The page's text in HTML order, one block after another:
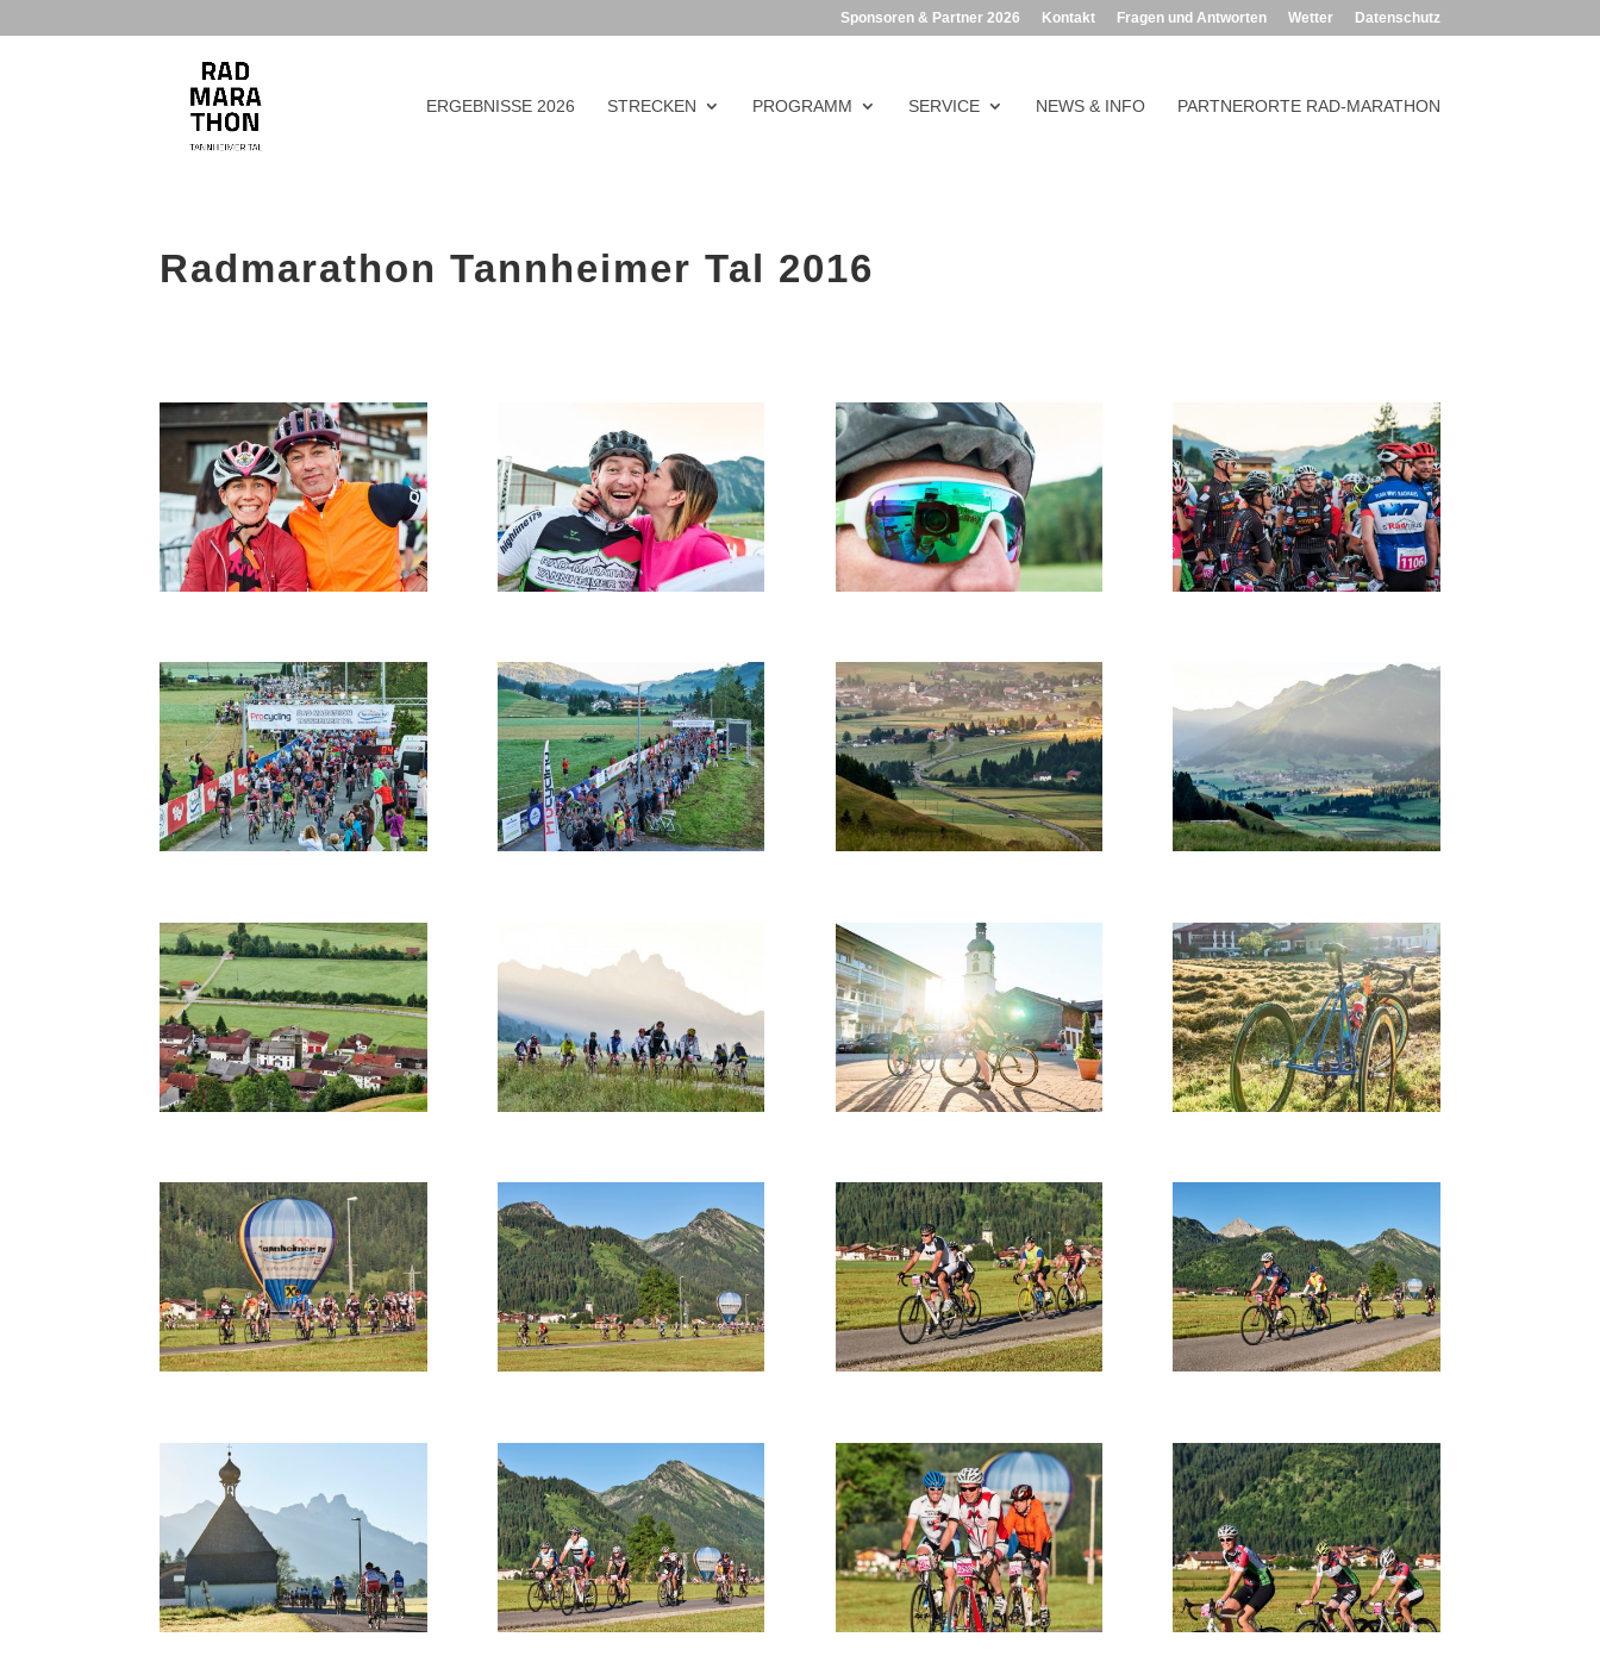
Sponsoren & Partner 2026 Kontakt Fragen und Antworten Wetter Datenschutz
ERGEBNISSE 2026 STRECKEN PROGRAMM SERVICE NEWS & INFO PARTNERORTE RAD-MARATHON
Radmarathon Tannheimer Tal 2016